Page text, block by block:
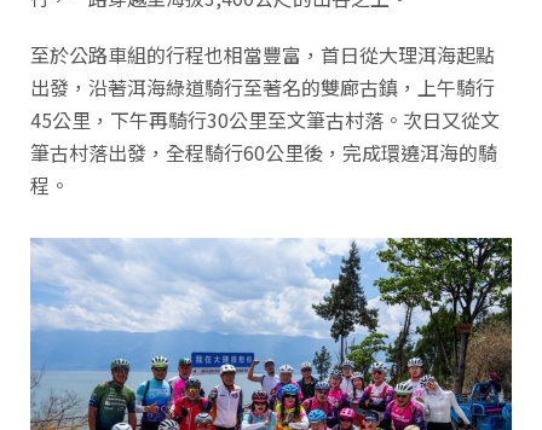
至於公路車組的行程也相當豐富，首日從大理洱海起點
出發，沿著洱海綠道騎行至著名的雙廊古鎮，上午騎行
45公里，下午再騎行30公里至文筆古村落。次日又從文
筆古村落出發，全程騎行60公里後，完成環遶洱海的騎
程。